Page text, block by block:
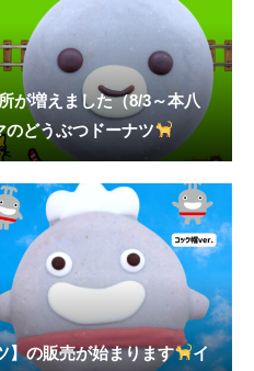
が増えました（8/3～本八
のどうぶつドーナツ
】の販売が始まります
イ